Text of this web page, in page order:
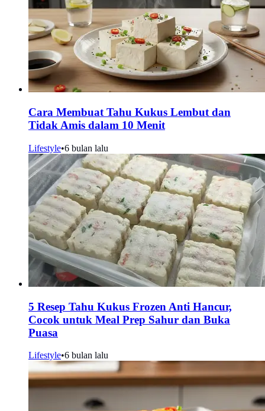
Cara Membuat Tahu Kukus Lembut dan
Tidak Amis dalam 10 Menit
Lifestyle•6 bulan lalu
5 Resep Tahu Kukus Frozen Anti Hancur,
Cocok untuk Meal Prep Sahur dan Buka
Puasa
Lifestyle•6 bulan lalu